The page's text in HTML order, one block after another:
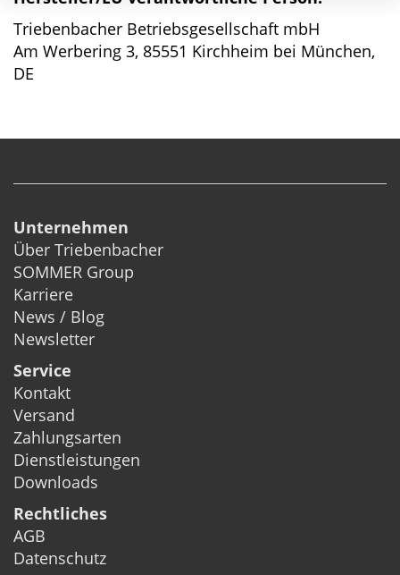
Triebenbacher Betriebsgesellschaft mbH
Am Werbering 3, 85551 Kirchheim bei München,
DE
Unternehmen
Über Triebenbacher
SOMMER Group
Karriere
News / Blog
Newsletter
Service
Kontakt
Versand
Zahlungsarten
Dienstleistungen
Downloads
Rechtliches
AGB
Datenschutz